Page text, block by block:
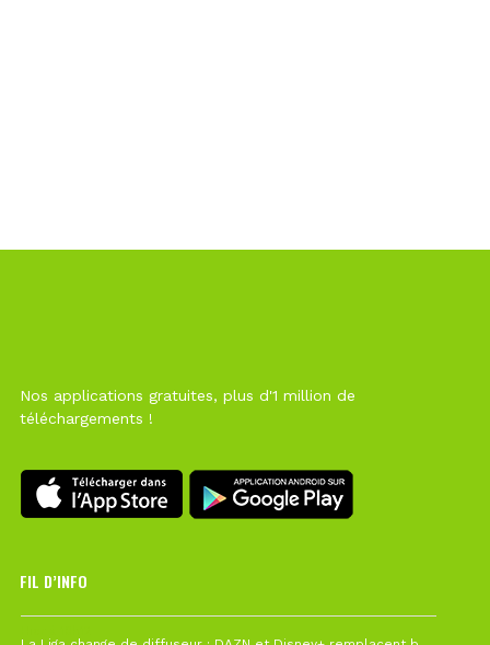
Nos applications gratuites, plus d'1 million de
téléchargements !
FIL D’INFO